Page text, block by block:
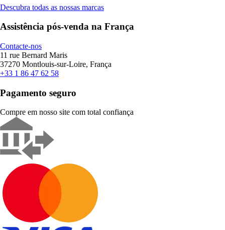
Descubra todas as nossas marcas
Assistência pós-venda na França
Contacte-nos
11 rue Bernard Maris
37270 Montlouis-sur-Loire, França
+33 1 86 47 62 58
Pagamento seguro
Compre em nosso site com total confiança